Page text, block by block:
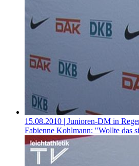
15.08.2010 | Junioren-DM in
Fabienne Kohlmann: "Wollte das